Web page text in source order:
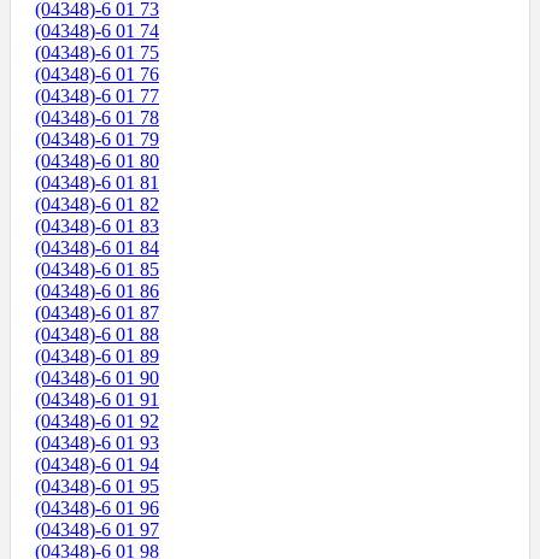
(04348)-6 01 73
(04348)-6 01 74
(04348)-6 01 75
(04348)-6 01 76
(04348)-6 01 77
(04348)-6 01 78
(04348)-6 01 79
(04348)-6 01 80
(04348)-6 01 81
(04348)-6 01 82
(04348)-6 01 83
(04348)-6 01 84
(04348)-6 01 85
(04348)-6 01 86
(04348)-6 01 87
(04348)-6 01 88
(04348)-6 01 89
(04348)-6 01 90
(04348)-6 01 91
(04348)-6 01 92
(04348)-6 01 93
(04348)-6 01 94
(04348)-6 01 95
(04348)-6 01 96
(04348)-6 01 97
(04348)-6 01 98